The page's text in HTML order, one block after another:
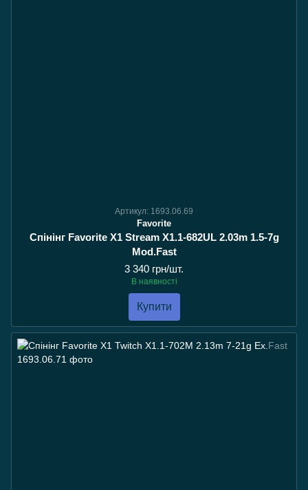
Артикул: 1693.06.69
Favorite
Спінінг Favorite X1 Stream X1.1-682UL 2.03m 1.5-7g
Mod.Fast
3 340 грн/шт.
В наявності
Купити